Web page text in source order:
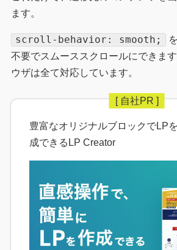
ます。
scroll-behavior: smooth;
不要でスムーススクロールにできま
ウザは全て対応しています。
豊富なオリジナルブロックでLP
成できるLP Creator